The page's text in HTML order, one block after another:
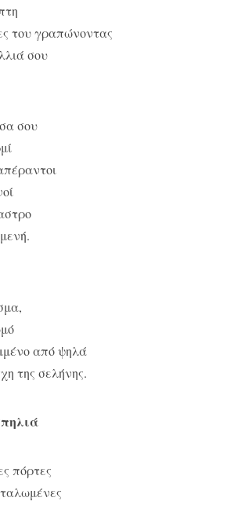
του γραπώνοντας
σου
σου
από ψηλά
της σελήνης.
πόρτες